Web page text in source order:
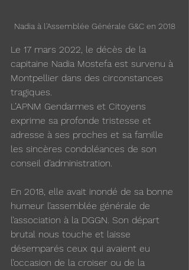
Nadia à l'Assemblée Générale G&C en 2018
Le 17 mars 2022, le décès de la
capitaine Nadia Mostefa est survenu à
Montpellier dans des circonstances
tragiques.
L’APNM Gendarmes et Citoyens
exprime sa profonde tristesse et
adresse à ses proches et sa famille
les sincères condoléances de son
conseil d’administration.
En 2018, elle avait inondé de sa bonne
humeur l’assemblée générale de
l’association à la DGGN. Son départ
brutal nous touche et laisse
désemparés ceux qui avaient eu
l’occasion de la croiser ou de la